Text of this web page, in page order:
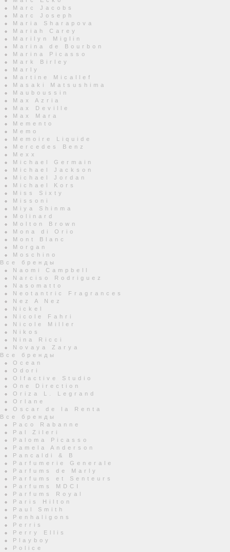
Marc Jacobs
Marc Joseph
Maria Sharapova
Mariah Carey
Marilyn Miglin
Marina de Bourbon
Marina Picasso
Mark Birley
Marly
Martine Micallef
Masaki Matsushima
Mauboussin
Max Azria
Max Deville
Max Mara
Memento
Memo
Memoire Liquide
Mercedes Benz
Mexx
Michael Germain
Michael Jackson
Michael Jordan
Michael Kors
Miss Sixty
Missoni
Miya Shinma
Molinard
Molton Brown
Mona di Orio
Mont Blanc
Morgan
Moschino
Все бренды
Naomi Campbell
Narciso Rodriguez
Nasomatto
Neotantric Fragrances
Nez A Nez
Nickel
Nicole Fahri
Nicole Miller
Nikos
Nina Ricci
Novaya Zarya
Все бренды
Ocean
Odori
Olfactive Studio
One Direction
Oriza L. Legrand
Orlane
Oscar de la Renta
Все бренды
Paco Rabanne
Pal Zileri
Paloma Picasso
Pamela Anderson
Pancaldi & B
Parfumerie Generale
Parfums de Marly
Parfums et Senteurs
Parfums MDCI
Parfums Royal
Paris Hilton
Paul Smith
Penhaligons
Perris
Perry Ellis
Playboy
Police